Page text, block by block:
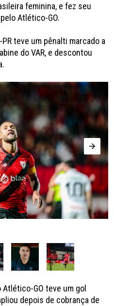
feminina, e fez seu
Atlético-GO.
teve um pênalti marcado a
do VAR, e descontou
GO teve um gol
depois de cobrança de